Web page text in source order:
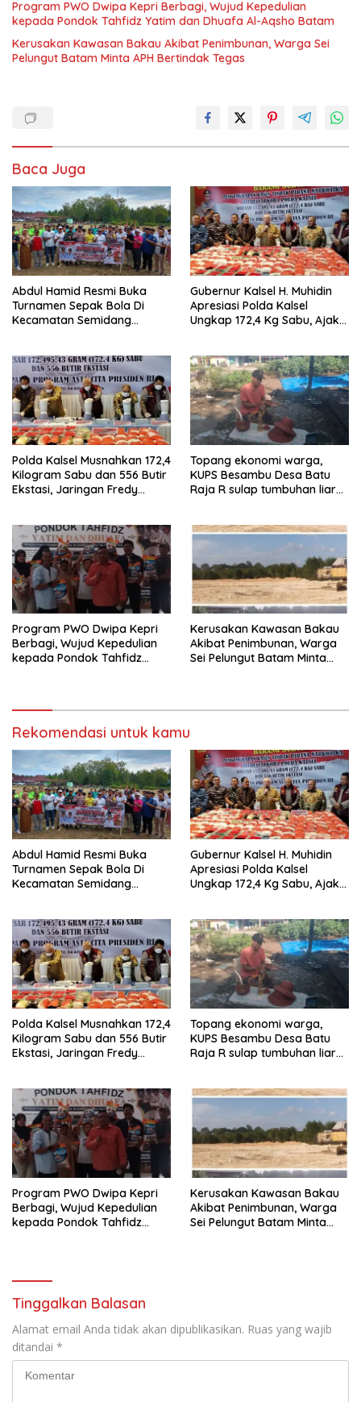
Program PWO Dwipa Kepri Berbagi, Wujud Kepedulian
kepada Pondok Tahfidz Yatim dan Dhuafa Al-Aqsho Batam
Kerusakan Kawasan Bakau Akibat Penimbunan, Warga Sei
Pelungut Batam Minta APH Bertindak Tegas
Baca Juga
Abdul Hamid Resmi Buka
Turnamen Sepak Bola Di
Kecamatan Semidang
Tahun 2026
Gubernur Kalsel H. Muhidin
Apresiasi Polda Kalsel
Ungkap 172,4 Kg Sabu, Ajak
Polda Kalsel Musnahkan 172,4
Kilogram Sabu dan 556 Butir
Ekstasi, Jaringan Fredy
Topang ekonomi warga,
KUPS Besambu Desa Batu
Raja R sulap tumbuhan liar
Program PWO Dwipa Kepri
Berbagi, Wujud Kepedulian
kepada Pondok Tahfidz
Kerusakan Kawasan Bakau
Akibat Penimbunan, Warga
Sei Pelungut Batam Minta
Rekomendasi untuk kamu
Abdul Hamid Resmi Buka
Turnamen Sepak Bola Di
Kecamatan Semidang
Tahun 2026
Gubernur Kalsel H. Muhidin
Apresiasi Polda Kalsel
Ungkap 172,4 Kg Sabu, Ajak
Polda Kalsel Musnahkan 172,4
Kilogram Sabu dan 556 Butir
Ekstasi, Jaringan Fredy
Topang ekonomi warga,
KUPS Besambu Desa Batu
Raja R sulap tumbuhan liar
Program PWO Dwipa Kepri
Berbagi, Wujud Kepedulian
kepada Pondok Tahfidz
Kerusakan Kawasan Bakau
Akibat Penimbunan, Warga
Sei Pelungut Batam Minta
Tinggalkan Balasan
Alamat email Anda tidak akan dipublikasikan. Ruas yang wajib
ditandai *